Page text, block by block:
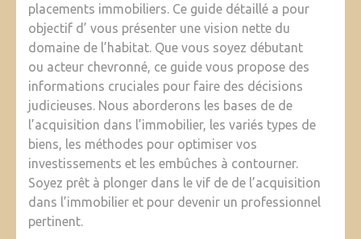
placements immobiliers. Ce guide détaillé a pour
objectif d’ vous présenter une vision nette du
domaine de l’habitat. Que vous soyez débutant
ou acteur chevronné, ce guide vous propose des
informations cruciales pour faire des décisions
judicieuses. Nous aborderons les bases de de
l’acquisition dans l’immobilier, les variés types de
biens, les méthodes pour optimiser vos
investissements et les embûches à contourner.
Soyez prêt à plonger dans le vif de de l’acquisition
dans l’immobilier et pour devenir un professionnel
pertinent.